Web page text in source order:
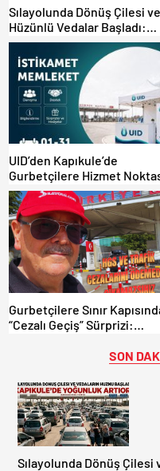
Sılayolunda Dönüş Çilesi ve
Hüzünlü Vedalar Başladı:
Kapıkule’de Yoğunluk
UID’den Kapıkule’de
Gurbetçilere Hizmet
Gurbetçilere Sınır
“Cezalı Geçiş” Sürprizi:
SON
Sılayolunda Dönüş Çilesi